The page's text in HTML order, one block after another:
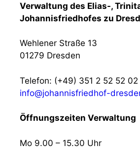
Verwaltung des Elias-,
Johannisfriedhofes zu
Wehlener Straße 13
01279 Dresden
Telefon: (+49) 351 2 52 52 02
info@johannisfriedhof-
Öffnungszeiten Verwaltung
Mo 9.00 – 15.30 Uhr